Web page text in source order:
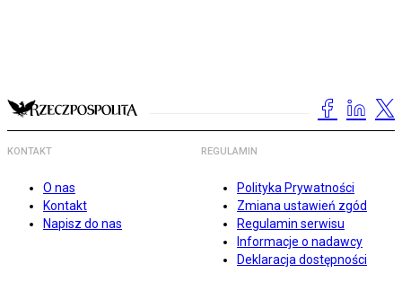
KONTAKT
O nas
Kontakt
Napisz do nas
REGULAMIN
Polityka Prywatności
Zmiana ustawień zgód
Regulamin serwisu
Informacje o nadawcy
Deklaracja dostępności